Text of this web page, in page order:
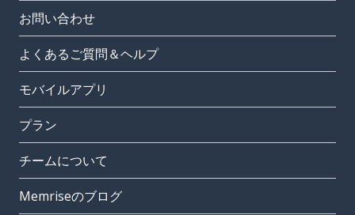
お問い合わせ
よくあるご質問＆ヘルプ
モバイルアプリ
プラン
チームについて
Memriseのブログ